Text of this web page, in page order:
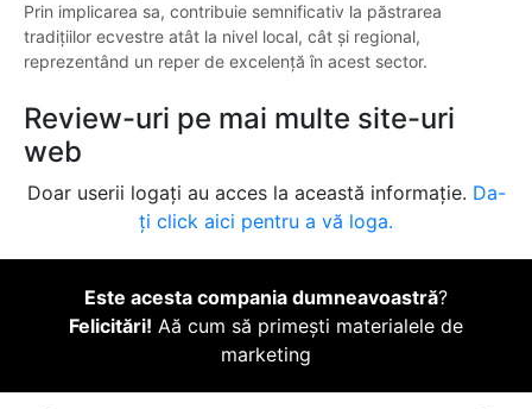
Prin implicarea sa, contribuie semnificativ la păstrarea
tradițiilor ecvestre atât la nivel local, cât și regional,
reprezentând un reper de excelență în acest sector.
Review-uri pe mai multe site-uri
web
Doar userii logați au acces la această informație. Da-
ți click aici pentru a vă loga.
Este acesta compania dumneavoastră?
Felicitări! Aă cum să primești materialele de
marketing